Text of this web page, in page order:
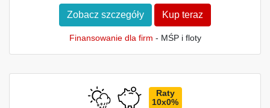
Zobacz szczegóły Kup teraz
Finansowanie dla firm - MŚP i floty
Raty
10x0%